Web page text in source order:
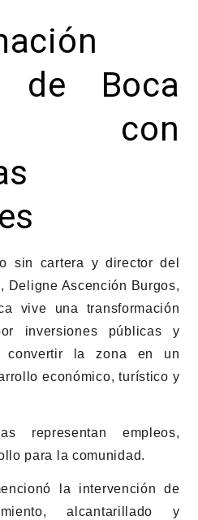
de Boca
con
sin cartera y director del
Deligne Ascención Burgos,
vive una transformación
inversiones públicas y
convertir la zona en un
económico, turístico y
representan empleos,
para la comunidad.
la intervención de
alcantarillado y